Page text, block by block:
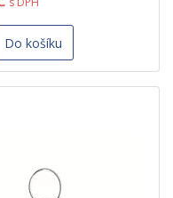
Do košíku